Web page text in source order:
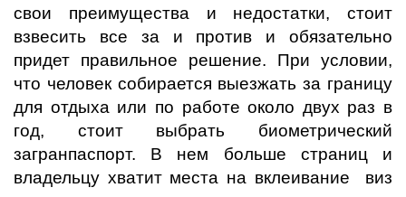
свои преимущества и недостатки, стоит
взвесить все за и против и обязательно
придет правильное решение. При условии,
что человек собирается выезжать за границу
для отдыха или по работе около двух раз в
год, стоит выбрать биометрический
загранпаспорт. В нем больше страниц и
владельцу хватит места на вклеивание виз